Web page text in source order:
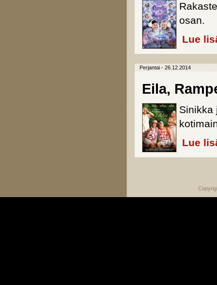
osan.
Lue
Perjantai - 26.12.2014
Eila,
Sinikka
Lue